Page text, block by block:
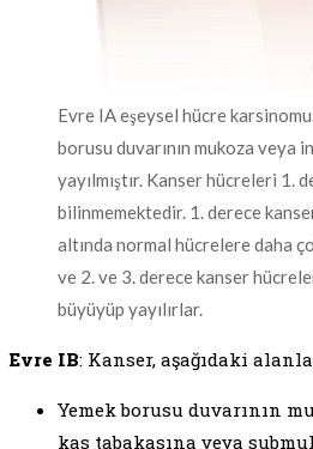
Evre IA eşeysel hücre
borusu duvarının mukoza veya
yayılmıştır. Kanser hücreleri 1.
bilinmemektedir. 1. derece
altında normal hücrelere daha
ve 2. ve 3. derece kanser
büyüyüp yayılırlar.
Evre IB: Kanser, aşağıdaki
Yemek borusu duvarının
kas tabakasına veya